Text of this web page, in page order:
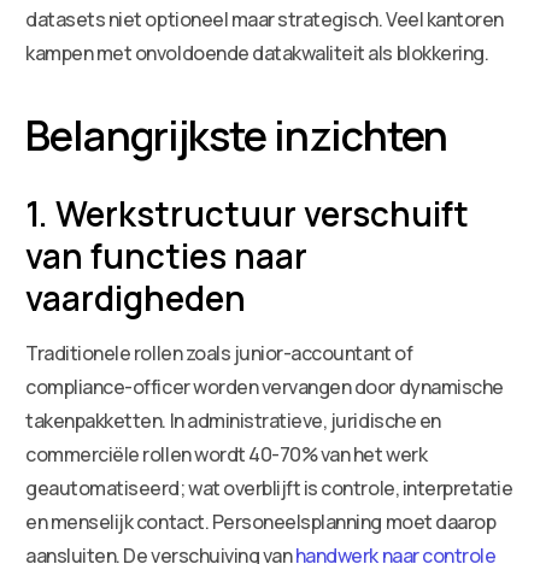
datasets niet optioneel maar strategisch. Veel kantoren
kampen met onvoldoende datakwaliteit als blokkering.
Belangrijkste inzichten
1. Werkstructuur verschuift
van functies naar
vaardigheden
Traditionele rollen zoals junior-accountant of
compliance-officer worden vervangen door dynamische
takenpakketten. In administratieve, juridische en
commerciële rollen wordt 40-70% van het werk
geautomatiseerd; wat overblijft is controle, interpretatie
en menselijk contact. Personeelsplanning moet daarop
aansluiten. De verschuiving vanhandwerk naar controle